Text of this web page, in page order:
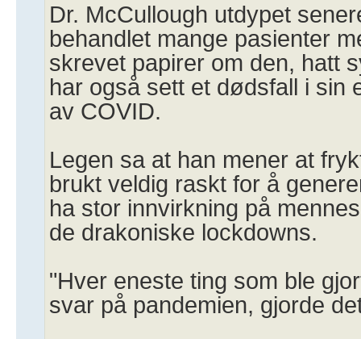
Dr. McCullough utdypet
behandlet mange pasienter
skrevet papirer om den, hatt
har også sett et dødsfall i sin
av COVID.
Legen sa at han mener at
brukt veldig raskt for å
ha stor innvirkning på
de drakoniske lockdowns.
"Hver eneste ting som ble
svar på pandemien, gjorde